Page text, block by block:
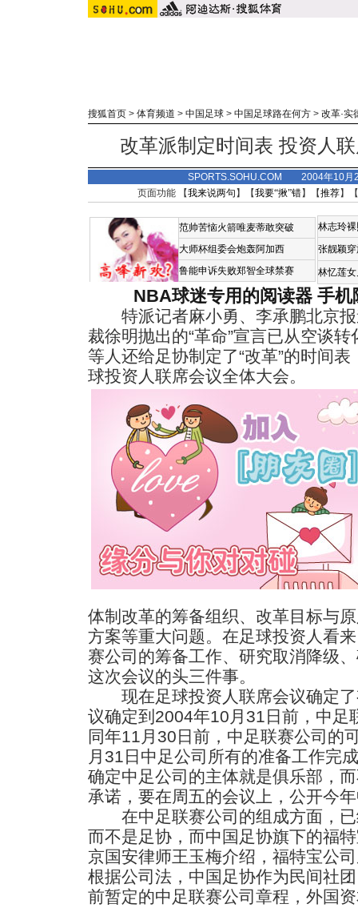
搜狐首页 > 体育频道 > 中国足球 > 中国足球路在何方 > 改革·实
改革派制定时间表 投资人
SPORTS.SOHU.COM 2004年10月
页面功能 【我来说两句 】【我要“揪”错】【推荐】
范帅苦恼火箭唯麦蒂敢突破
大师杯组委会炮轰阿加西
鲁能申诉失败郑智全球禁赛
林志玲
张靓颖
林忆莲
NBA球迷专用的阅读器 手机
特派记者麻小勇、李承鹏北京报
裁徐明抛出的“革命”宣言已从空谈
等人还给足协制定了“改革”的时间
球投资人联席会议全体大会。
体制改革的筹备组织、改革目标与
方案等重大问题。在足球投资人看
赛公司的筹备工作、研究取消降级
这次会议的头三件事。
现在足球投资人联席会议确定了
议确定到2004年10月31日前，中足
同年11月30日前，中足联赛公司的
月31日中足公司所有的准备工作完
确定中足公司的主体就是俱乐部，
承诺，要在周五的会议上，公开今
在中足联赛公司的组成方面，已
而不是足协，而中国足协旗下的福
京国安律师王玉梅介绍，福特宝公
根据公司法，中国足协作为民间社
前暂定的中足联赛公司章程，外国